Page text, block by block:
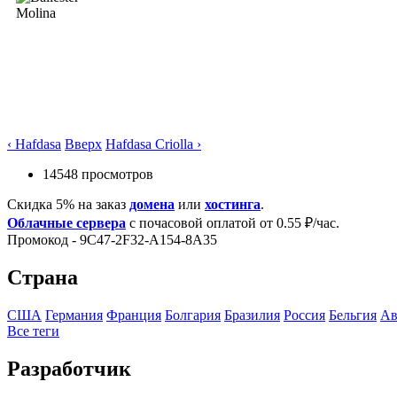
‹ Hafdasa Вверх Hafdasa Criolla ›
14548 просмотров
Скидка 5% на заказ домена или хостинга.
Облачные сервера с почасовой оплатой от 0.55 ₽/час.
Промокод - 9C47-2F32-A154-8A35
Страна
США Германия Франция Болгария Бразилия Росcия Бельгия
Все теги
Разработчик